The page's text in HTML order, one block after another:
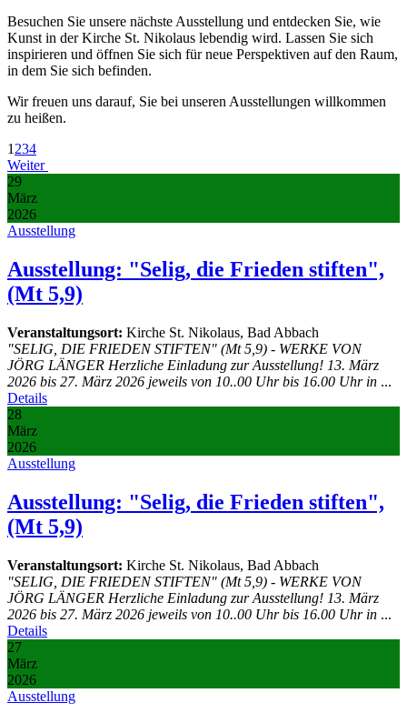
Besuchen Sie unsere nächste Ausstellung und entdecken Sie, wie
Kunst in der Kirche St. Nikolaus lebendig wird. Lassen Sie sich
inspirieren und öffnen Sie sich für neue Perspektiven auf den Raum,
in dem Sie sich befinden.
Wir freuen uns darauf, Sie bei unseren Ausstellungen willkommen
zu heißen.
1234
Weiter
29
März
2026
Ausstellung
Ausstellung: "Selig, die Frieden stiften",
(Mt 5,9)
Veranstaltungsort: Kirche St. Nikolaus, Bad Abbach
"SELIG, DIE FRIEDEN STIFTEN" (Mt 5,9) - WERKE VON
JÖRG LÄNGER Herzliche Einladung zur Ausstellung! 13. März
2026 bis 27. März 2026 jeweils von 10..00 Uhr bis 16.00 Uhr in ...
Details
28
März
2026
Ausstellung
Ausstellung: "Selig, die Frieden stiften",
(Mt 5,9)
Veranstaltungsort: Kirche St. Nikolaus, Bad Abbach
"SELIG, DIE FRIEDEN STIFTEN" (Mt 5,9) - WERKE VON
JÖRG LÄNGER Herzliche Einladung zur Ausstellung! 13. März
2026 bis 27. März 2026 jeweils von 10..00 Uhr bis 16.00 Uhr in ...
Details
27
März
2026
Ausstellung